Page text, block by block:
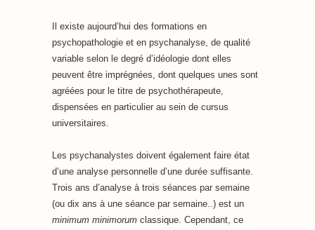
Il existe aujourd’hui des formations en
psychopathologie et en psychanalyse, de qualité
variable selon le degré d’idéologie dont elles
peuvent être imprégnées, dont quelques unes sont
agréées pour le titre de psychothérapeute,
dispensées en particulier au sein de cursus
universitaires.
Les psychanalystes doivent également faire état
d’une analyse personnelle d’une durée suffisante.
Trois ans d’analyse à trois séances par semaine
(ou dix ans à une séance par semaine..) est un
minimum minimorum classique. Cependant, ce